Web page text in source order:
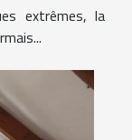
extrêmes, la